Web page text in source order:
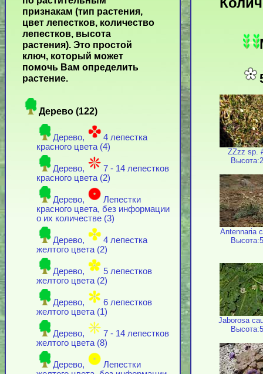
признакам (тип растения,
цвет лепестков, количество
лепестков, высота
растения). Это простой
ключ, который может
помочь Вам определить
растение.
Дерево (122)
Дерево,
4 лепестка
красного цвета (4)
Дерево,
7 - 14 лепестков
красного цвета (2)
Дерево,
Лепестки
красного цвета, без информации
о их количестве (3)
Дерево,
4 лепестка
желтого цвета (2)
Дерево,
5 лепестков
желтого цвета (2)
Дерево,
6 лепестков
желтого цвета (1)
Дерево,
7 - 14 лепестков
желтого цвета (8)
Дерево,
Лепестки
ZZzz sp.
Antennaria
Jaborosa